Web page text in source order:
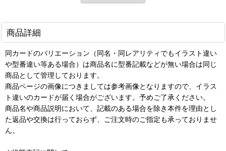
商品詳細
同カードのバリエーション（同名・同レアリティでもイラスト違い
や型番違い等ある場合）は商品名に型番記載などが無い場合は同じ
商品として管理しております。
商品ページの画像につきましては参考画像となりますので、イラス
ト違いのカードが届く場合がございます。予めご了承ください。
商品名や商品説明において、記載のある場合を除き本件を理由とし
た返品や交換は行っておらず、ご注文時のご指定も承っておりませ
ん。